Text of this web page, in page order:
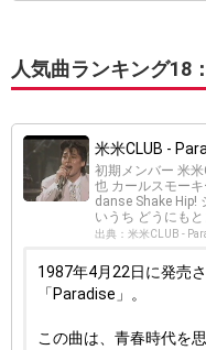
人気曲ランキング18
米米CLUB -
初期メンバー 米米
也 カールスモー
danse Shake Hip!
いうち どうにも
出典：米米CLUB -
1987年4月22日に発売
「Paradise」。
この曲は、青春時代を